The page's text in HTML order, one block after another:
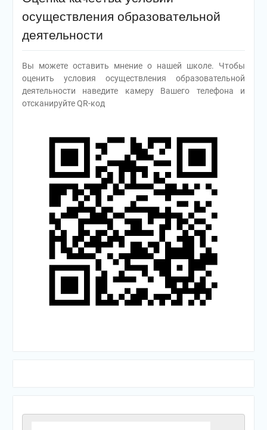
осуществления образовательной
деятельности
Вы можете оставить мнение о нашей школе. Чтобы
оценить условия осуществления образовательной
деятельности наведите камеру Вашего телефона и
отсканируйте QR-код